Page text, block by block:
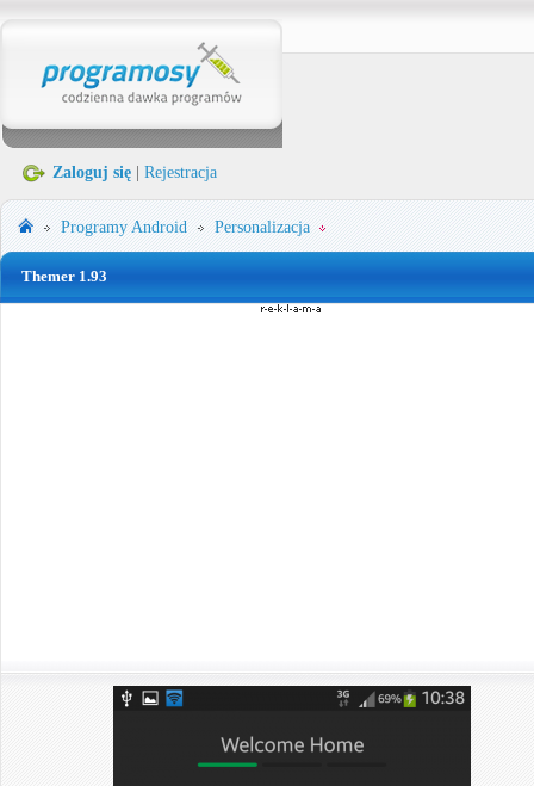
Zaloguj się Rejestracja
ProgramyAndroid Personalizacja
Themer 1.93